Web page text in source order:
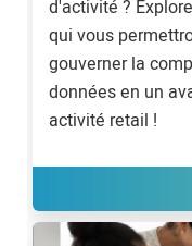
d'activité ?
qui vous
gouverner la
données en un
activité retail !